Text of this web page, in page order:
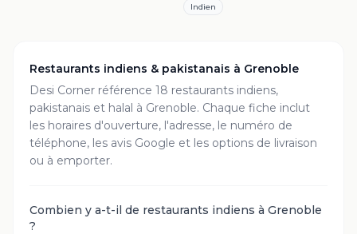
Indien
Restaurants indiens & pakistanais à Grenoble
Desi Corner référence 18 restaurants indiens,
pakistanais et halal à Grenoble. Chaque fiche inclut
les horaires d'ouverture, l'adresse, le numéro de
téléphone, les avis Google et les options de livraison
ou à emporter.
Combien y a-t-il de restaurants indiens à Grenoble
?